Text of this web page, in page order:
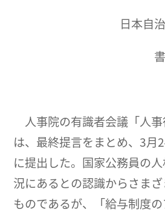
日本自
人事院の有識者会議「人事
は、最終提言をまとめ、3月
に提出した。国家公務員の
況にあるとの認識からさま
ものであるが、「給与制度